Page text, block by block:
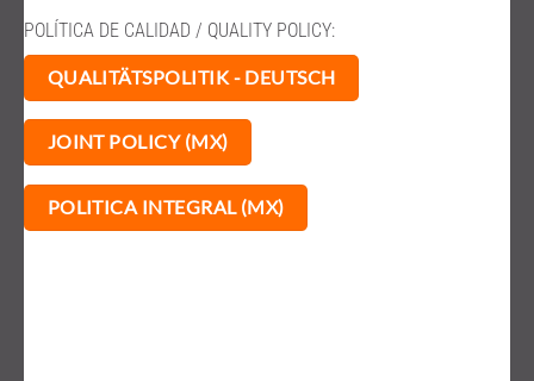
POLÍTICA DE CALIDAD / QUALITY POLICY:
QUALITÄTSPOLITIK - DEUTSCH
JOINT POLICY (MX)
POLITICA INTEGRAL (MX)